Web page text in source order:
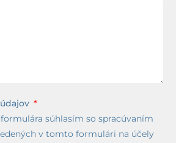
súhlasím so spracúvaním
v tomto formulári na účely